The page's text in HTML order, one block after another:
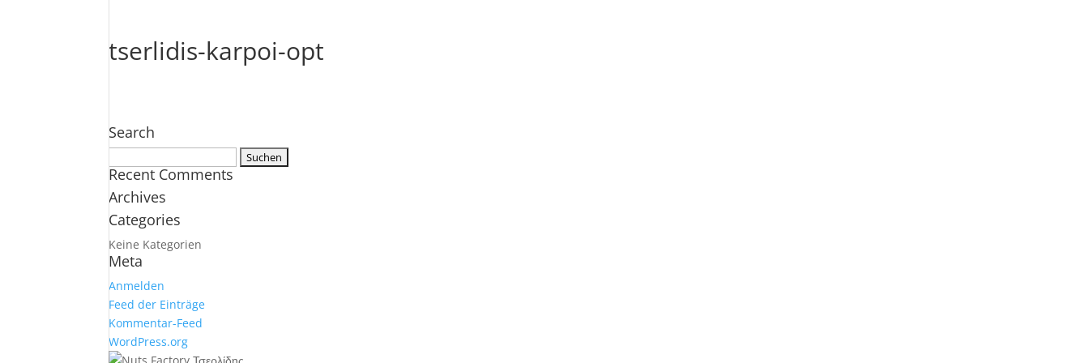
tserlidis-karpoi-opt
Search
nach:
Recent Comments
Archives
Categories
Keine Kategorien
Meta
Anmelden
Feed der Einträge
Kommentar-Feed
WordPress.org